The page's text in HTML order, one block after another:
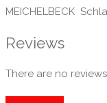
MEICHELBECK
Reviews
There are no